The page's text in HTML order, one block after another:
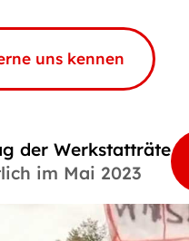
uns kennen
der Werkstatträte
im Mai 2023